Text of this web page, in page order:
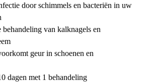
door schimmels en bacteriën in uw
behandeling van kalknagels en
geur in schoenen en
dagen met 1 behandeling